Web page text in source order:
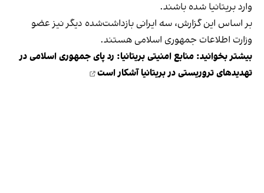
وارد بریتانیا شده‌ باشند.
بر اساس این گزارش، سه ایرانی بازداشت‌شده دیگر نیز عضو
وزارت اطلاعات جمهوری اسلامی هستند.
بیشتر بخوانید: منابع امنیتی بریتانیا: رد پای جمهوری اسلامی در
تهدیدهای تروریستی در بریتانیا آشکار است